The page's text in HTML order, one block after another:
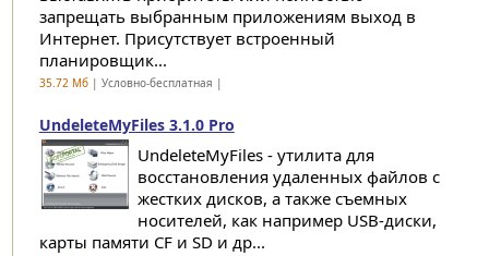
запрещать выбранным приложениям выход в
Интернет. Присутствует встроенный
планировщик...
35.72 Мб| Условно-бесплатная |
UndeleteMyFiles 3.1.0 Pro
UndeleteMyFiles - утилита для
восстановления удаленных файлов с
жестких дисков, а также съемных
носителей, как например USB-диски,
карты памяти CF и SD и др...